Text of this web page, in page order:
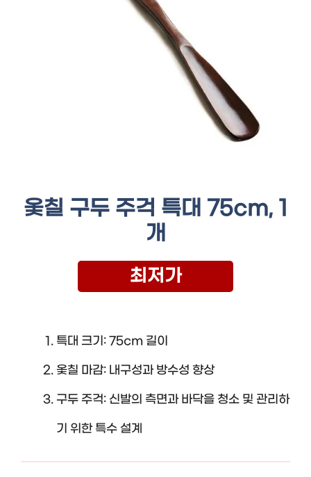
옻칠 구두 주걱 특대 75cm, 1
개
최저가
특대 크기: 75cm 길이
옻칠 마감: 내구성과 방수성 향상
구두 주걱: 신발의 측면과 바닥을 청소 및 관리하
기 위한 특수 설계